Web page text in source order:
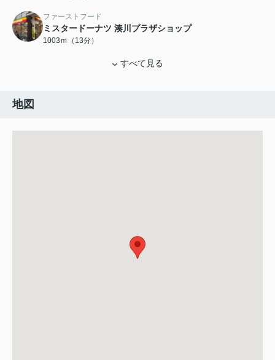
ファーストフード
ミスタードーナツ 湊川プラザショップ
1003ｍ（13分）
すべて見る
地図